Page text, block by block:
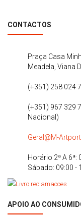
CONTACTOS
Praça Casa
Meadela, Viana
(+351) 258 024
(+351) 967 329
Nacional)
Geral@m-
Horário 2ª A 6ª:
Sábado: 09:00 -
APOIO AO